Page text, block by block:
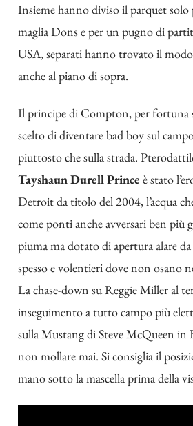
Insieme hanno diviso il parquet
maglia Dons e per un pugno di
USA, separati hanno trovato il
anche al piano di sopra.
Il principe di Compton, per fortuna
scelto di diventarebad boy sul
piuttosto che sulla strada.
Tayshaun Durell Prince è stato
Detroit da titolo del 2004, l’acqua
come ponti anche avversari ben più
piuma ma dotato di apertura alare
spesso e volentieri dove non osano
La chase-down su Reggie Miller al
inseguimento a tutto campo più
sulla Mustang di Steve McQueen in
non mollare mai. Si consiglia il
mano sotto la mascella prima della